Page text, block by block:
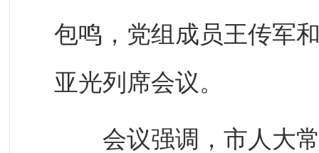
包鸣，党组成员王传军
亚光列席会议。
会议强调，市人大常